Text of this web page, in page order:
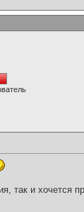
так и хочется